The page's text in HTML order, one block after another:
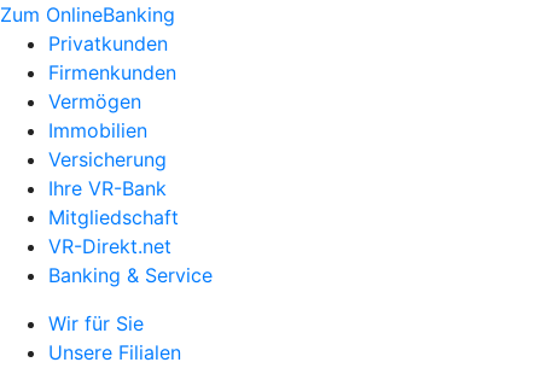
Zum OnlineBanking
Privatkunden
Firmenkunden
Vermögen
Immobilien
Versicherung
Ihre VR-Bank
Mitgliedschaft
VR-Direkt.net
Banking & Service
Wir für Sie
Unsere Filialen